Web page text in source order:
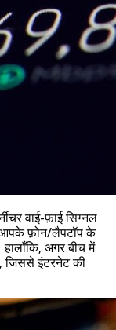
वाई-फ़ाई सिग्नल
फ़ोन/लैपटॉप के
अगर बीच में
जिससे इंटरनेट की